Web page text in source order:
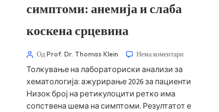
симптоми: анемија и слаба
коскена срцевина
Од Prof. Dr. Thomas Klein Нема коментари
Толкување на лабораториски анализи за
хематологија: ажурирање 2026 за пациенти
Низок број на ретикулоцити ретко има
сопствена шема на симптоми. Резултатот е